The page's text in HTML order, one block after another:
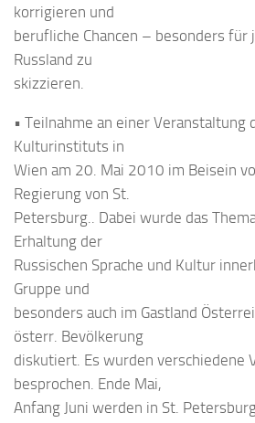
korrigieren und
berufliche Chancen – besonders für
Russland zu
skizzieren.
• Teilnahme an einer Veranstaltung
Kulturinstituts in
Wien am 20. Mai 2010 im Beisein
Regierung von St.
Petersburg.. Dabei wurde das
Erhaltung der
Russischen Sprache und Kultur
Gruppe und
besonders auch im Gastland
österr. Bevölkerung
diskutiert. Es wurden verschiedene
besprochen. Ende Mai,
Anfang Juni werden in St.